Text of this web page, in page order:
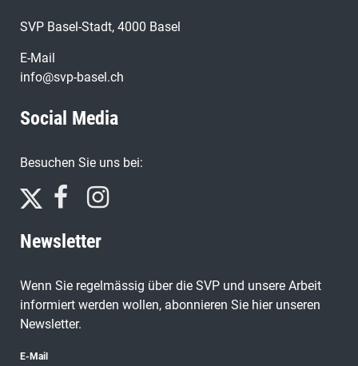
SVP Basel-Stadt, 4000 Basel
E-Mail
info@svp-basel.ch
Social Media
Besuchen Sie uns bei:
Newsletter
Wenn Sie regelmässig über die SVP und unsere Arbeit
informiert werden wollen, abonnieren Sie hier unseren
Newsletter.
E-Mail